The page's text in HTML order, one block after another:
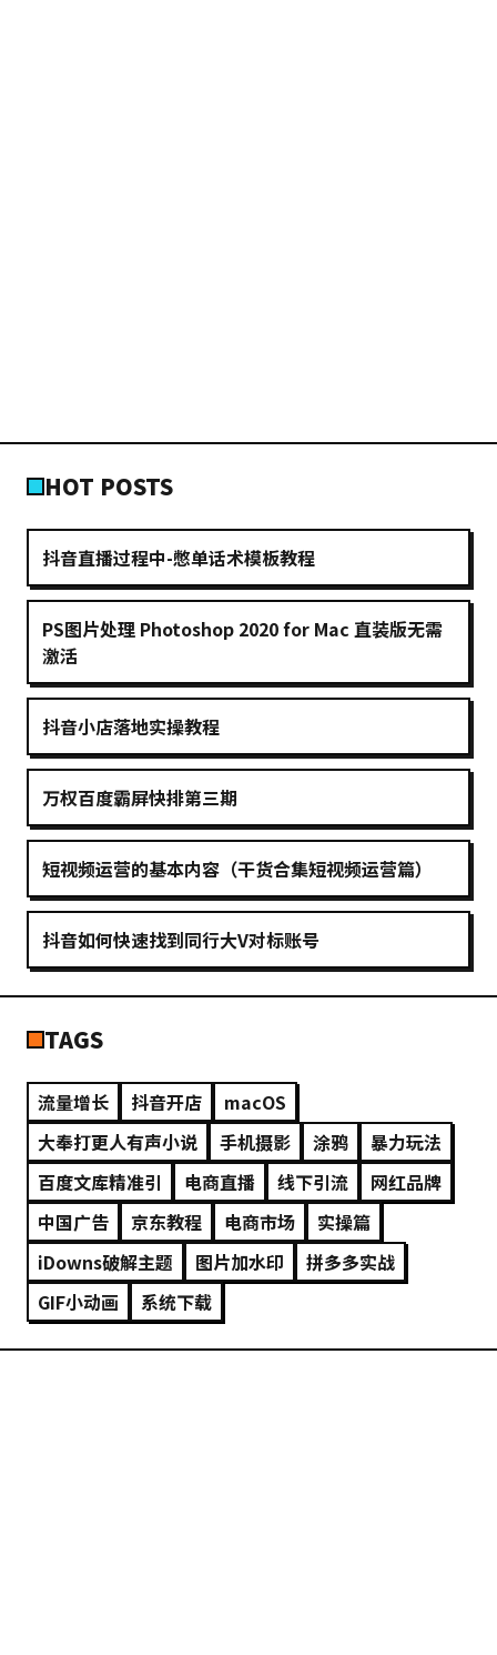
HOT POSTS
抖音直播过程中-憋单话术模板教程
PS图片处理 Photoshop 2020 for Mac 直装版无需
激活
抖音小店落地实操教程
万权百度霸屏快排第三期
短视频运营的基本内容（干货合集短视频运营篇）
抖音如何快速找到同行大V对标账号
TAGS
流量增长 抖音开店
macOS
大奉打更人有声小说
手机摄影 涂鸦
暴力玩法
百︄度文︆库︊精￴准引︆
电商直播 线下引流
网红品牌
中国广告
京东教程 电商市场
实操篇
iDowns破解主题
图片加水印
拼多多实战
GIF小动画
系统下载